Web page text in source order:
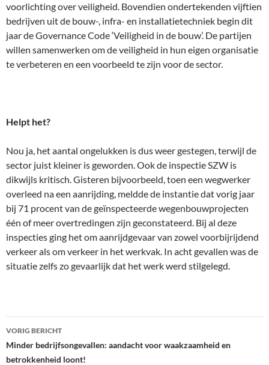
voorlichting over veiligheid. Bovendien ondertekenden vijftien
bedrijven uit de bouw-, infra- en installatietechniek begin dit
jaar de Governance Code ‘Veiligheid in de bouw’. De partijen
willen samenwerken om de veiligheid in hun eigen organisatie
te verbeteren en een voorbeeld te zijn voor de sector.
Helpt het?
Nou ja, het aantal ongelukken is dus weer gestegen, terwijl de
sector juist kleiner is geworden. Ook de inspectie SZW is
dikwijls kritisch. Gisteren bijvoorbeeld, toen een wegwerker
overleed na een aanrijding, meldde de instantie dat vorig jaar
bij 71 procent van de geïnspecteerde wegenbouwprojecten
één of meer overtredingen zijn geconstateerd. Bij al deze
inspecties ging het om aanrijdgevaar van zowel voorbijrijdend
verkeer als om verkeer in het werkvak. In acht gevallen was de
situatie zelfs zo gevaarlijk dat het werk werd stilgelegd.
Bericht
navigatie
VORIG BERICHT
Minder bedrijfsongevallen: aandacht voor waakzaamheid en
betrokkenheid loont!